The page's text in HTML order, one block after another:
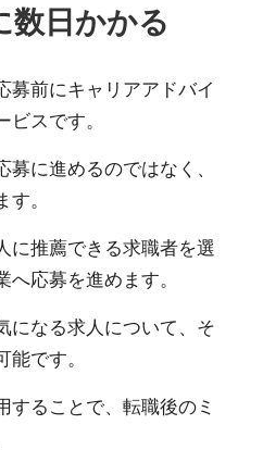
数日かかる
募前にキャリアアドバイ
スです。
に進めるのではなく、
。
に推薦できる求職者を選
応募を進めます。
になる求人について、そ
です。
することで、転職後のミ